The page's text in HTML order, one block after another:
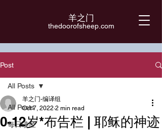
羊之门
​thedoorofsheep.com
Post
All Posts
每日读经
All Posts
0-12岁*布告栏 | 耶稣的神迹
羊之门-编译组
Oct 7, 2022 2 min read